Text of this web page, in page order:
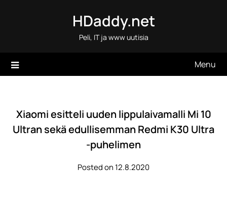
HDaddy.net
Peli, IT ja www uutisia
Menu
Xiaomi esitteli uuden lippulaivamalli Mi 10
Ultran sekä edullisemman Redmi K30 Ultra
-puhelimen
Posted on 12.8.2020